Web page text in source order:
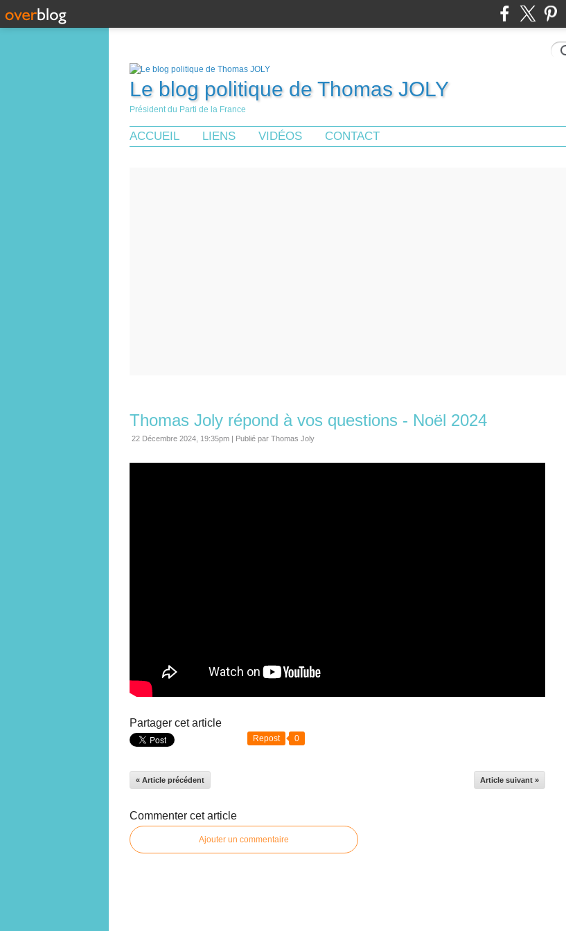
Le blog politique de Thomas JOLY
Président du Parti de la France
ACCUEIL LIENS VIDÉOS CONTACT
Thomas Joly répond à vos questions - Noël 2024
22 Décembre 2024, 19:35pm | Publié par Thomas Joly
Partager cet article
Repost 0
« Article précédent Article suivant »
Commenter cet article
Ajouter un commentaire